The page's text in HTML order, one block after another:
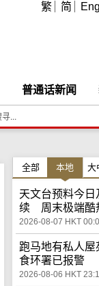
繁 简 Eng
普通话新闻
全部 本地 大
天文台预料今
续 周末极端酷
2026-08-07 HKT
跑马地有私人
食环署已报警
2026-08-06 HKT